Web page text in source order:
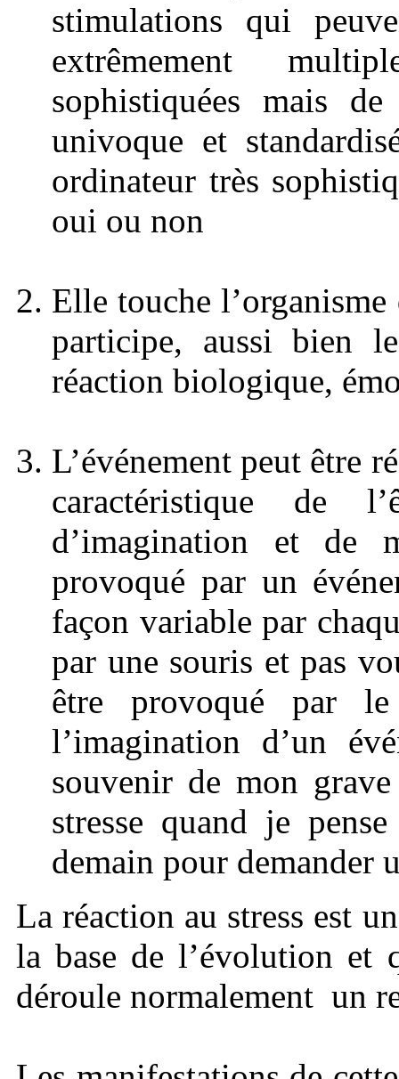
stimulations qui
extrêmement
sophistiquées mais
univoque et
ordinateur très
oui ou non
Elle touche
participe, aussi bien
réaction biologique,
L’événement peut être
caractéristique de
d’imagination et de
provoqué par un
façon variable par
par une souris et pas
être provoqué par
l’imagination d’un
souvenir de mon
stresse quand je
demain pour demander
La réaction au stress est
la base de l’évolution et
déroule normalement un